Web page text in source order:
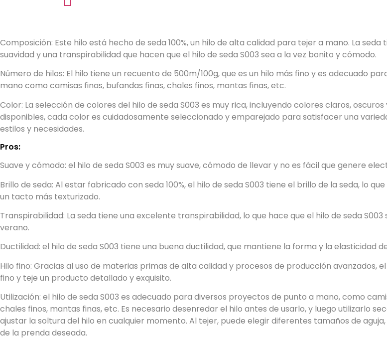
Composición: Este hilo está hecho de seda 100%, un hilo de alta calidad para tejer a mano. La
suavidad y una transpirabilidad que hacen que el hilo de seda S003 sea a la vez bonito y cómodo.
Número de hilos: El hilo tiene un recuento de 500m/100g, que es un hilo más fino y es adecuado
mano como camisas finas, bufandas finas, chales finos, mantas finas, etc.
Color: La selección de colores del hilo de seda S003 es muy rica, incluyendo colores claros,
disponibles, cada color es cuidadosamente seleccionado y emparejado para satisfacer una
estilos y necesidades.
Pros:
Suave y cómodo: el hilo de seda S003 es muy suave, cómodo de llevar y no es fácil que genere
Brillo de seda: Al estar fabricado con seda 100%, el hilo de seda S003 tiene el brillo de la seda, lo
un tacto más texturizado.
Transpirabilidad: La seda tiene una excelente transpirabilidad, lo que hace que el hilo de seda
verano.
Ductilidad: el hilo de seda S003 tiene una buena ductilidad, que mantiene la forma y la elasticidad
Hilo fino: Gracias al uso de materias primas de alta calidad y procesos de producción avanzados,
fino y teje un producto detallado y exquisito.
Utilización: el hilo de seda S003 es adecuado para diversos proyectos de punto a mano, como
chales finos, mantas finas, etc. Es necesario desenredar el hilo antes de usarlo, y luego utilizarlo
ajustar la soltura del hilo en cualquier momento. Al tejer, puede elegir diferentes tamaños de
de la prenda deseada.